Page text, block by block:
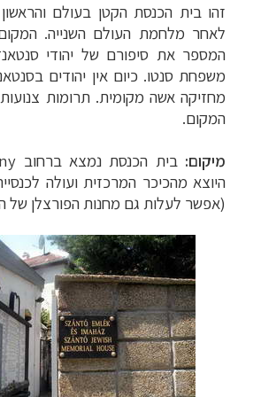
זהו בית הכנסת הקטן בעולם
לאחר מלחמת העולם השנייה. המקום
המספר את סיפורם של יהודי
משפחת סנטו. כיום אין יהודים
מחזיקה אשה מקומית. תרומות
המקום.
מיקום: בית הכנסת נמצא ברחוב
היוצא מהכיכר המרכזית ועולה
(אפשר לעלות גם מחנות הפורצלן של